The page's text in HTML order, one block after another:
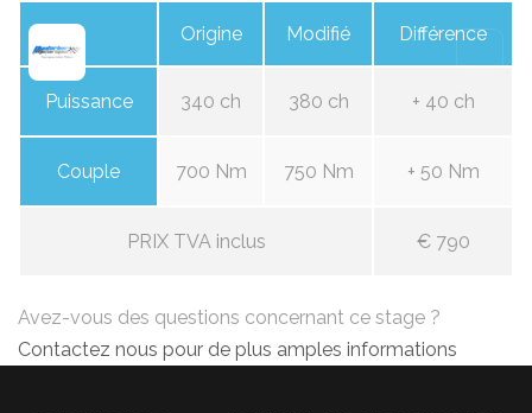
Origine Modifié Différence
Puissance 340 ch 380 ch + 40 ch
Couple 700 Nm 750 Nm + 50 Nm
PRIX TVA inclus € 790
Avez-vous des questions concernant ce stage ?
Contactez nous pour de plus amples informations